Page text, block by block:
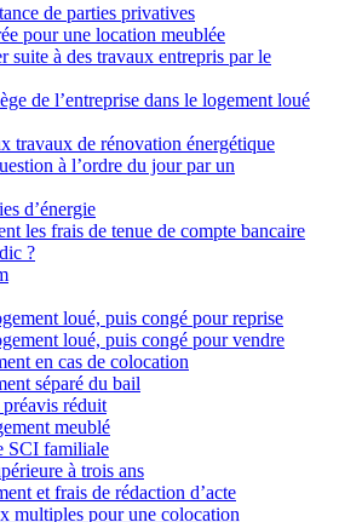
de parties privatives
pour une location meublée
suite à des travaux entrepris par le
de l’entreprise dans le logement loué
travaux de rénovation énergétique
à l’ordre du jour par un
d’énergie
les frais de tenue de compte bancaire
?
loué, puis congé pour reprise
loué, puis congé pour vendre
en cas de colocation
séparé du bail
réduit
meublé
SCI familiale
à trois ans
et frais de rédaction d’acte
multiples pour une colocation